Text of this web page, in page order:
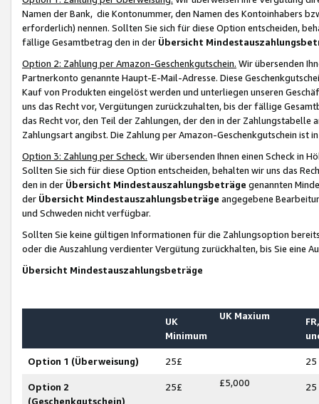
Namen der Bank, die Kontonummer, den Namen des Kontoinhabers
erforderlich) nennen. Sollten Sie sich für diese Option entscheiden,
fällige Gesamtbetrag den in der Übersicht
Option 2: Zahlung per Amazon-Geschenkgutschein. Wir übersenden
Partnerkonto genannte Haupt-E-Mail-Adresse. Diese
Kauf von Produkten eingelöst werden und unterliegen unseren
uns das Recht vor, Vergütungen zurückzuhalten, bis der fällige
das Recht vor, den Teil der Zahlungen, der den in der
Zahlungsart angibst. Die Zahlung per Amazon-Geschenkgutschein ist
Option 3: Zahlung per Scheck. Wir übersenden Ihnen einen Scheck in
Sollten Sie sich für diese Option entscheiden, behalten wir uns das
den in der Übersicht Mindestauszahlungsbeträge genannten
der Übersicht Mindestauszahlungsbeträge angegebene
und Schweden nicht verfügbar.
Sollten Sie keine gültigen Informationen für die Zahlungsoption
oder die Auszahlung verdienter Vergütung zurückhalten, bis Sie
Übersicht Mindestauszahlungsbeträge
UK
Minimum
UK Maxium
Option 1 (Überweisung) 25£ 25
Option 2
(Geschenkgutschein)
25£ £5,000 25